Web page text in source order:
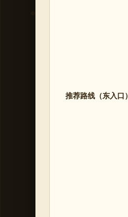
推荐路线（东入口）